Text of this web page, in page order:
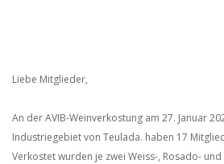
Liebe Mitglieder,
An der AVIB-Weinverkostung am 27. Januar
Industriegebiet von Teulada. haben 17
Verkostet wurden je zwei Weiss-, Rosado-